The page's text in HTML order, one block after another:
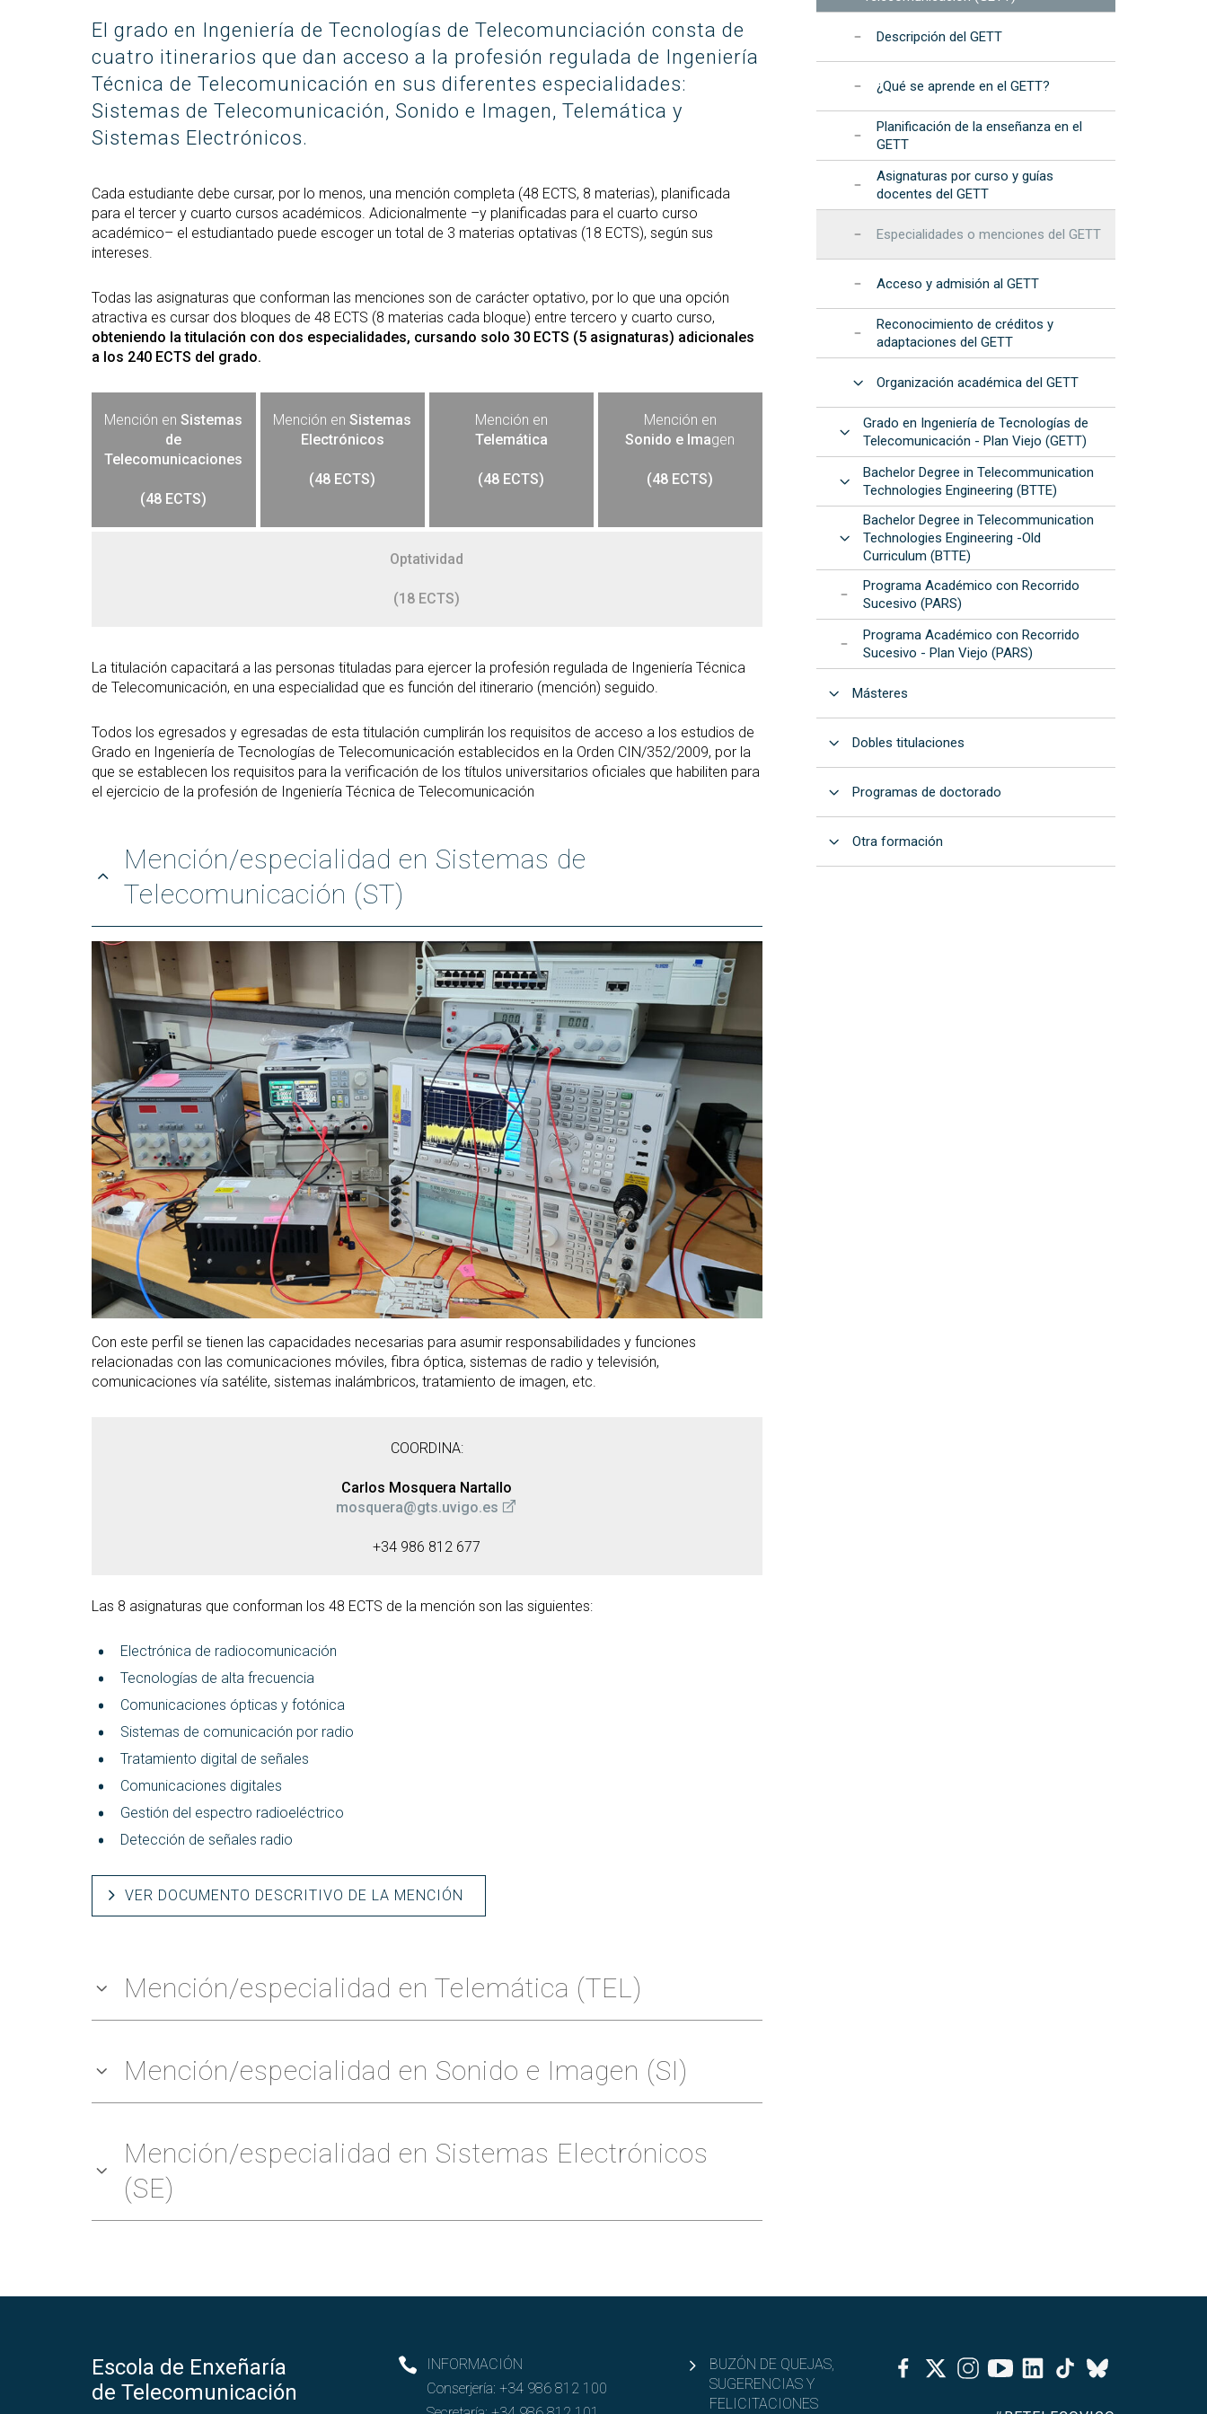
de correo
Prevención de riesgos
laborales
Servicios informáticos
Espacios y recursos
procedimientos
Resultados: informes
Programa de Desarrollo
Estratégico de la EET
Acreditación
Bachelor Degree in
Telecommunication
Technologies Engineering
(BTTE)
Bachelor Degree in
Telecommunication
Technologies Engineering -Old
Programa Académico con
Recorrido Sucesivo (PARS)
Programa Académico con
Recorrido Sucesivo - Plan Viejo
CiberSeguridad (MUniCS)
Máster en Matemática Industrial
(M2i)
Máster Internacional en Visión
por Computador (imcv)
(MQIST)
Máster Universitario en Internet
de las Cosas - IoT (MUIoT)
Programas de
doctorado
Matemáticas y Aplicaciones
Métodos Matemáticos y
Simulación Numérica
Dispositivos de Fotónica
Integrada (2025)
STEMbach en la EET
Día Internacional de la Mujer y la Niña en las
Día Internacional de la Mujer y la Niña en la
Ciencia - "Elas Fan CienTec"
Oracle4Girls en la EET
El grado en Ingeniería de Tecnologías de Telecomunciación consta de
cuatro itinerarios que dan acceso a la profesión regulada de Ingeniería
Técnica de Telecomunicación en sus diferentes especialidades:
Sistemas de Telecomunicación, Sonido e Imagen, Telemática y
Sistemas Electrónicos.
Cada estudiante debe cursar, por lo menos, una mención completa (48 ECTS, 8 materias), planificada
para el tercer y cuarto cursos académicos. Adicionalmente –y planificadas para el cuarto curso
académico– el estudiantado puede escoger un total de 3 materias optativas (18 ECTS), según sus
intereses.
Todas las asignaturas que conforman las menciones son de carácter optativo, por lo que una opción
atractiva es cursar dos bloques de 48 ECTS (8 materias cada bloque) entre tercero y cuarto curso,
obteniendo la titulación con dos especialidades, cursando solo 30 ECTS (5 asignaturas) adicionales
a los 240 ECTS del grado.
Mención enSistemas
de
Telecomunicaciones
(48 ECTS)
Mención enSistemas
Electrónicos
(48 ECTS)
Mención en
Telemática
(48 ECTS)
Mención en
Sonido e Imagen
(48 ECTS)
Optatividad
(18 ECTS)
La titulación capacitará a las personas tituladas para ejercer la profesión regulada de Ingeniería Técnica
de Telecomunicación, en una especialidad que es función del itinerario (mención) seguido.
Todos los egresados y egresadas de esta titulación cumplirán los requisitos de acceso a los estudios de
Grado en Ingeniería de Tecnologías de Telecomunicación establecidos en la Orden CIN/352/2009, por la
que se establecen los requisitos para la verificación de los títulos universitarios oficiales que habiliten para
el ejercicio de la profesión de Ingeniería Técnica de Telecomunicación
Mención/especialidad en Sistemas de
Telecomunicación (ST)
Con este perfil se tienen las capacidades necesarias para asumir responsabilidades y funciones
relacionadas con las comunicaciones móviles, fibra óptica, sistemas de radio y televisión,
comunicaciones vía satélite, sistemas inalámbricos, tratamiento de imagen, etc.
COORDINA:
Carlos Mosquera Nartallo
mosquera@gts.uvigo.es
+34 986 812 677
Las 8 asignaturas que conforman los 48 ECTS de la mención son las siguientes:
Electrónica de radiocomunicación
Tecnologías de alta frecuencia
Comunicaciones ópticas y fotónica
Sistemas de comunicación por radio
Tratamiento digital de señales
Comunicaciones digitales
Gestión del espectro radioeléctrico
Detección de señales radio
VER DOCUMENTO DESCRITIVO DE LA MENCIÓN
Mención/especialidad en Telemática (TEL)
Mención/especialidad en Sonido e Imagen (SI)
Mención/especialidad en Sistemas Electrónicos
(SE)
Descripción del GETT
¿Qué se aprende en el GETT?
Planificación de la enseñanza en el
GETT
Asignaturas por curso y guías
docentes del GETT
Especialidades o menciones del GETT
Acceso y admisión al GETT
Reconocimiento de créditos y
adaptaciones del GETT
Abrir
Organización académica del GETT
Abrir
Grado en Ingeniería de Tecnologías de
Telecomunicación - Plan Viejo (GETT)
Abrir
Bachelor Degree in Telecommunication
Technologies Engineering (BTTE)
Abrir
Bachelor Degree in Telecommunication
Technologies Engineering -Old
Curriculum (BTTE)
Programa Académico con Recorrido
Sucesivo (PARS)
Programa Académico con Recorrido
Sucesivo - Plan Viejo (PARS)
Abrir
Másteres
Abrir
Dobles titulaciones
Abrir
Programas de doctorado
Abrir
Otra formación
Escola de Enxeñaría
de Telecomunicación
INFORMACIÓN
Conserjería:+34 986 812 100
BUZÓN DE QUEJAS,
SUGERENCIAS Y
FELICITACIONES
Facebook
TwitterInstagramYoutubeLinkedinTiktok
Bluesky